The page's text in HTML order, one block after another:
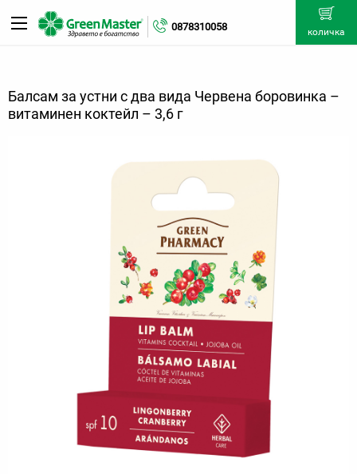
0878310058 количка
Балсам за устни с два вида Червена боровинка –
витаминен коктейл – 3,6 г